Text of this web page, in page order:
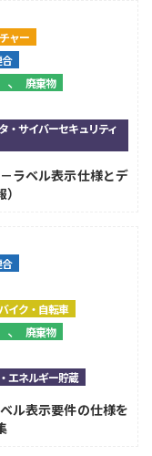
ャー
、廃棄物
・サイバーセキュリティ
ラベル表示仕様とデ
イク・自転車
、廃棄物
エネルギー貯蔵
ル表示要件の仕様を